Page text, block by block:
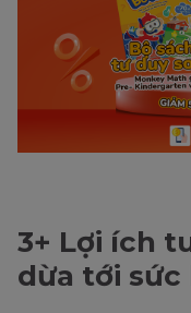
3+ Lợi ích
dừa tới sức